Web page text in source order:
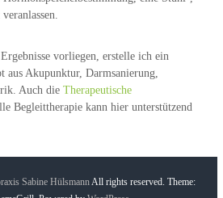
vorliegen, erstelle ich ein
aus Akupunktur, Darmsanierung,
Auch dieTherapeutische
Begleittherapie kann hier unterstützend
Sabine HülsmannAll rights reserved. Theme: